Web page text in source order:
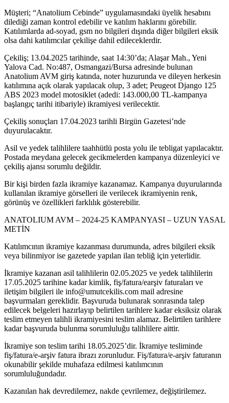
Müşteri; “Anatolium Cebinde” uygulamasındaki üyelik hesabını
dilediği zaman kontrol edebilir ve katılım haklarını görebilir.
Katılımlarda ad-soyad, gsm no bilgileri dışında diğer bilgileri eksik
olsa dahi katılımcılar çekilişe dahil edileceklerdir.
Çekiliş; 13.04.2025 tarihinde, saat 14:30’da; Alaşar Mah., Yeni
Yalova Cad. No:487, Osmangazi/Bursa adresinde bulunan
Anatolium AVM giriş katında, noter huzurunda ve dileyen herkesin
katılımına açık olarak yapılacak olup, 3 adet; Peugeot Django 125
ABS 2023 model motosiklet (adedi: 143.000,00 TL-kampanya
başlangıç tarihi itibariyle) ikramiyesi verilecektir.
Çekiliş sonuçları 17.04.2023 tarihli Birgün Gazetesi’nde
duyurulacaktır.
Asil ve yedek talihlilere taahhütlü posta yolu ile tebligat yapılacaktır.
Postada meydana gelecek gecikmelerden kampanya düzenleyici ve
çekiliş ajansı sorumlu değildir.
Bir kişi birden fazla ikramiye kazanamaz. Kampanya duyurularında
kullanılan ikramiye görselleri ile verilecek ikramiyenin renk,
görünüş ve özellikleri farklılık gösterebilir.
ANATOLIUM AVM – 2024-25 KAMPANYASI – UZUN YASAL
METİN
Katılımcının ikramiye kazanması durumunda, adres bilgileri eksik
veya bilinmiyor ise gazetede yapılan ilan tebliğ için yeterlidir.
İkramiye kazanan asil talihlilerin 02.05.2025 ve yedek talihlilerin
17.05.2025 tarihine kadar kimlik, fiş/fatura/earşiv faturaları ve
iletişim bilgileri ile info@umutcekilis.com mail adresine
başvurmaları gereklidir. Başvuruda bulunarak sonrasında talep
edilecek belgeleri hazırlayıp belirtilen tarihlere kadar eksiksiz olarak
teslim etmeyen talihli ikramiyesini teslim alamaz. Belirtilen tarihlere
kadar başvuruda bulunma sorumluluğu talihlilere aittir.
İkramiye son teslim tarihi 18.05.2025’dir. İkramiye tesliminde
fiş/fatura/e-arşiv fatura ibrazı zorunludur. Fiş/fatura/e-arşiv faturanın
okunabilir şekilde muhafaza edilmesi katılımcının
sorumluluğundadır.
Kazanılan hak devredilemez, nakde çevrilemez, değiştirilemez.